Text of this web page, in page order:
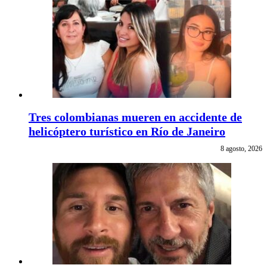
Tres colombianas mueren en accidente de
helicóptero turístico en Río de Janeiro
8 agosto, 2026